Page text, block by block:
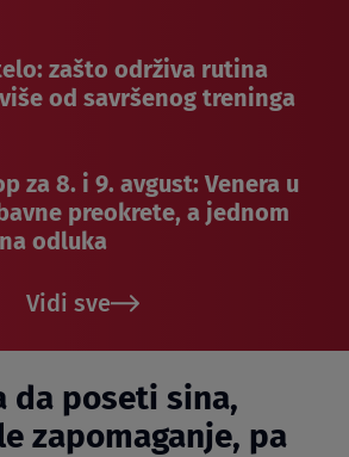
zašto održiva rutina
od savršenog treninga
za 8. i 9. avgust: Venera u
preokrete, a jednom
odluka
Vidi sve
da poseti sina,
zapomaganje, pa